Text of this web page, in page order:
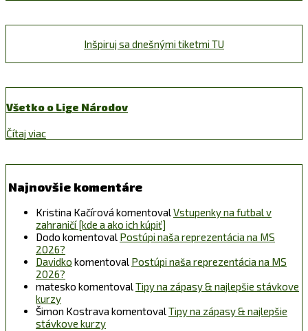
Inšpiruj sa dnešnými tiketmi TU
Všetko o Lige Národov
Čítaj viac
Najnovšie komentáre
Kristina Kačírová komentovalVstupenky na futbal v
zahraničí [kde a ako ich kúpiť]
Dodo komentoval Postúpi naša reprezentácia na MS
2026?
Davidko komentoval Postúpi naša reprezentácia na MS
2026?
matesko komentovalTipy na zápasy & najlepšie stávkove
kurzy
Šimon Kostrava komentovalTipy na zápasy & najlepšie
stávkove kurzy